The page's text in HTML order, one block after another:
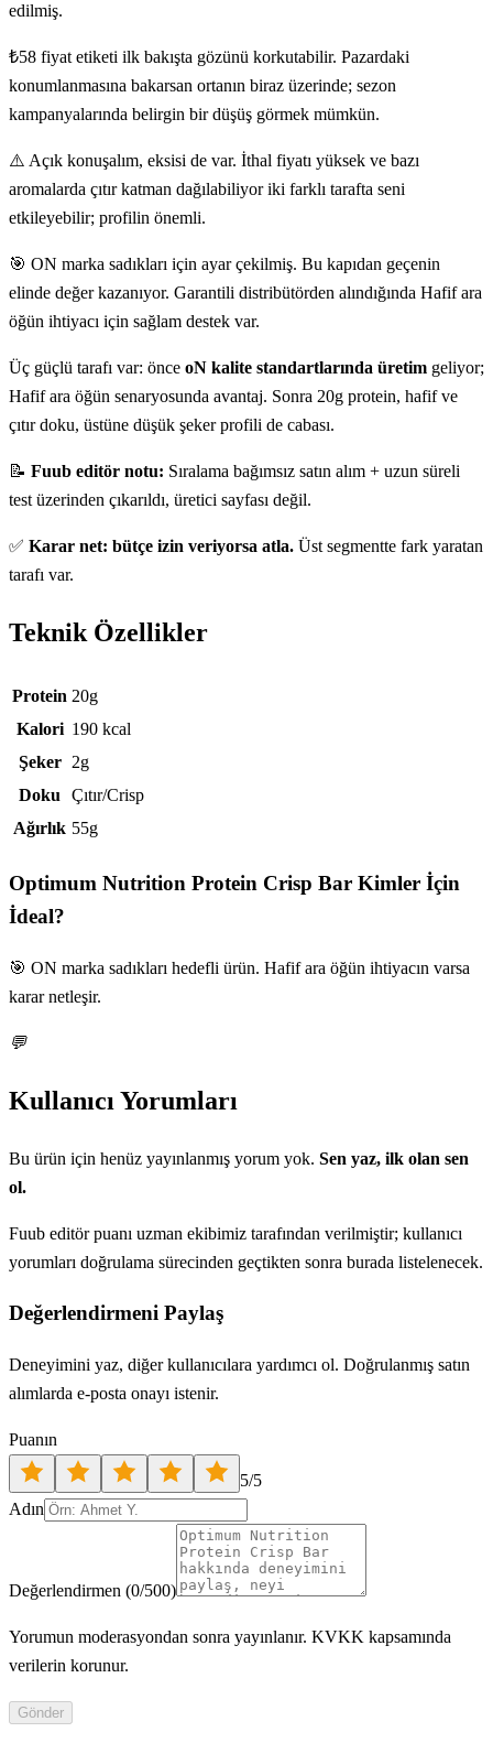
edilmiş.
₺58 fiyat etiketi ilk bakışta gözünü korkutabilir. Pazardaki
konumlanmasına bakarsan ortanın biraz üzerinde; sezon
kampanyalarında belirgin bir düşüş görmek mümkün.
⚠️ Açık konuşalım, eksisi de var. İthal fiyatı yüksek ve bazı
aromalarda çıtır katman dağılabiliyor iki farklı tarafta seni
etkileyebilir; profilin önemli.
🎯 ON marka sadıkları için ayar çekilmiş. Bu kapıdan geçenin
elinde değer kazanıyor. Garantili distribütörden alındığında Hafif ara
öğün ihtiyacı için sağlam destek var.
Üç güçlü tarafı var: önce oN kalite standartlarında üretim geliyor;
Hafif ara öğün senaryosunda avantaj. Sonra 20g protein, hafif ve
çıtır doku, üstüne düşük şeker profili de cabası.
📝 Fuub editör notu: Sıralama bağımsız satın alım + uzun süreli
test üzerinden çıkarıldı, üretici sayfası değil.
✅ Karar net: bütçe izin veriyorsa atla. Üst segmentte fark yaratan
tarafı var.
Teknik Özellikler
Teknik özellikler
Protein 20g
Kalori 190 kcal
Şeker
2g
Doku
Çıtır/Crisp
Ağırlık 55g
Optimum Nutrition Protein Crisp Bar Kimler İçin
İdeal?
🎯 ON marka sadıkları hedefli ürün. Hafif ara öğün ihtiyacın varsa
karar netleşir.
💬
Kullanıcı Yorumları
Bu ürün için henüz yayınlanmış yorum yok. Sen yaz, ilk olan sen
ol.
Fuub editör puanı uzman ekibimiz tarafından verilmiştir; kullanıcı
yorumları doğrulama sürecinden geçtikten sonra burada listelenecek.
Değerlendirmeni Paylaş
Deneyimini yaz, diğer kullanıcılara yardımcı ol. Doğrulanmış satın
alımlarda e-posta onayı istenir.
Puanın
5/5
Adın
Değerlendirmen (0/500)
Yorumun moderasyondan sonra yayınlanır. KVKK kapsamında
verilerin korunur.
Gönder